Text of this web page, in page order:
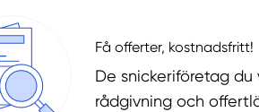
Få offerter, kostnadsfritt!
De snickeriföretag
rådgivning och